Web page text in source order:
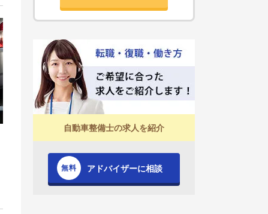
自動車整備士の求人を紹介
アドバイザーに相談